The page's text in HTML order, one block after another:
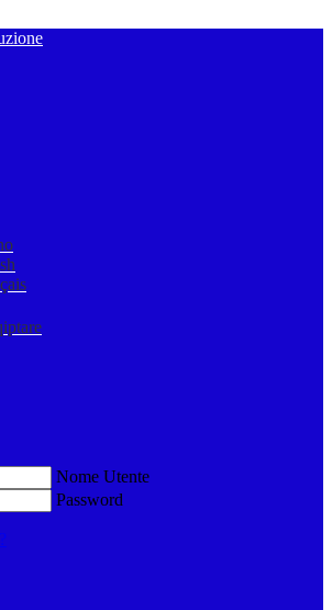
Nome Utente
Password